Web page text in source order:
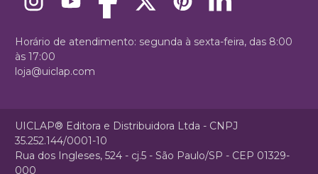
Horário de atendimento: segunda à sexta-feira, das 8:00
às 17:00
loja@uiclap.com
UICLAP® Editora e Distribuidora Ltda - CNPJ
35.252.144/0001-10
Rua dos Ingleses, 524 - cj.5 - São Paulo/SP - CEP 01329-
000